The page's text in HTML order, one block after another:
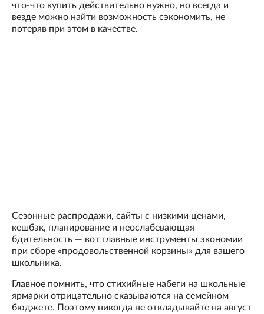
что-что купить действительно нужно, но всегда и
везде можно найти возможность сэкономить, не
потеряв при этом в качестве.
Сезонные распродажи, сайты с низкими ценами,
кешбэк, планирование и неослабевающая
бдительность — вот главные инструменты экономии
при сборе «продовольственной корзины» для вашего
школьника.
Главное помнить, что стихийные набеги на школьные
ярмарки отрицательно сказываются на семейном
бюджете. Поэтому никогда не откладывайте на август